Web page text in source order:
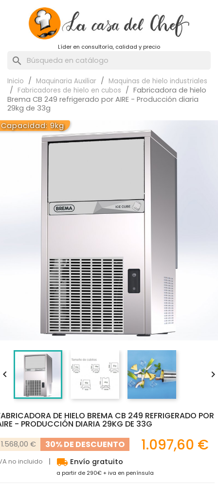
Líder en consultoría, calidad y precio
search
Inicio Maquinaria Auxiliar
Maquinas de hielo industriales
Fabricadores de hielo en cubos
Fabricadora de hielo
Brema CB 249 refrigerado por AIRE - Producción diaria
29kg de 33g
Capacidad: 9kg
DE HIELO BREMA CB 249 REFRIGERADO POR
- PRODUCCIÓN DIARIA 29KG DE 33G
1.568,00 € 30% DE DESCUENTO 1.097,60 €
no incluido local_shipping Envío gratuito
a partir de 290€ + iva en península